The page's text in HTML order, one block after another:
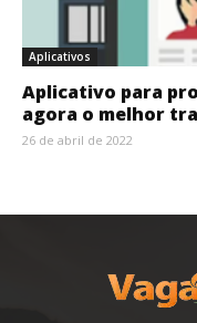
Aplicativos
Aplicativo para
agora o melhor
26 de abril de 2022